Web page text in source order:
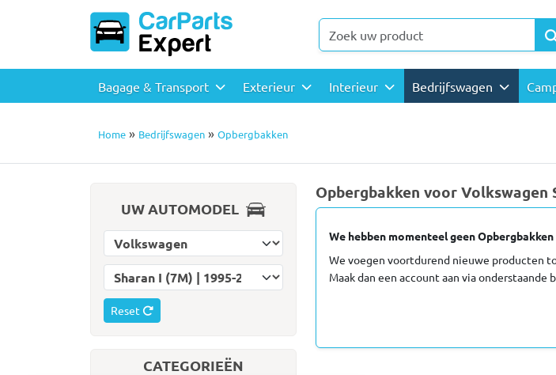
Bagage & Transport Exterieur Interieur Bedrijfswagen
Home » Bedrijfswagen » Opbergbakken
UW AUTOMODEL
Selecteer automerk
Selecteer automodel
Reset
CATEGORIEËN
Opbergbakken voor Volkswagen
We hebben momenteel geen
We voegen voortdurend nieuwe producten
Maak dan een account aan via